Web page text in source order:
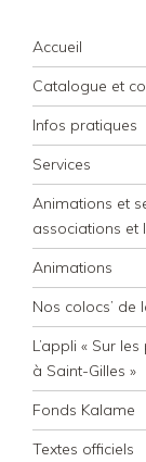
Navigation
Skip to content
Accueil
Catalogue et
Infos pratiques
Services
Animations et
associations et
Animations
Nos colocs’ de
L’appli « Sur
à Saint-Gilles »
Fonds Kalame
Textes officiels